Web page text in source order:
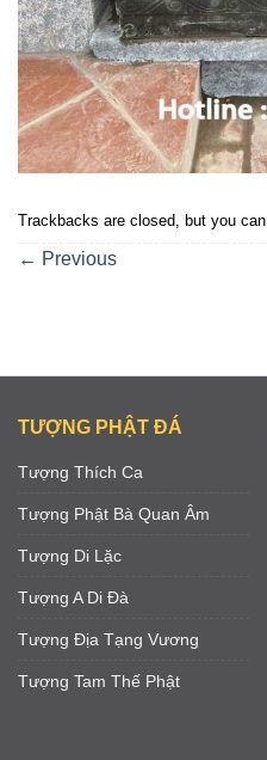
Trackbacks are closed, but you can
← Previous
TƯỢNG PHẬT ĐÁ
Tượng Thích Ca
Tượng Phật Bà Quan Âm
Tượng Di Lặc
Tượng A Di Đà
Tượng Địa Tạng Vương
Tượng Tam Thế Phật